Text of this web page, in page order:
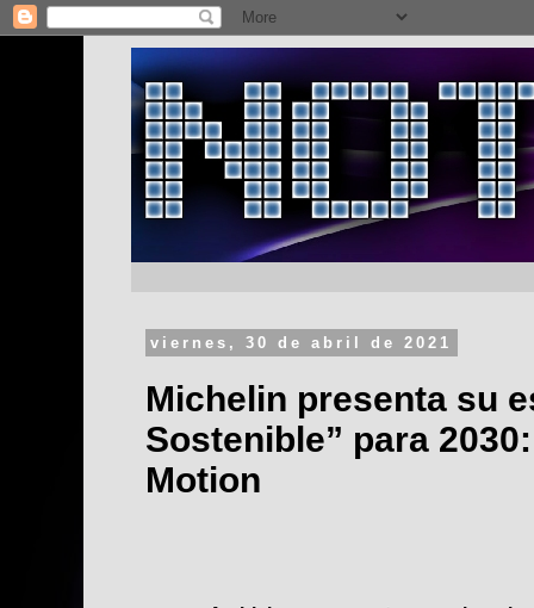
viernes, 30 de abril de 2021
Michelin presenta su
Sostenible” para
Motion